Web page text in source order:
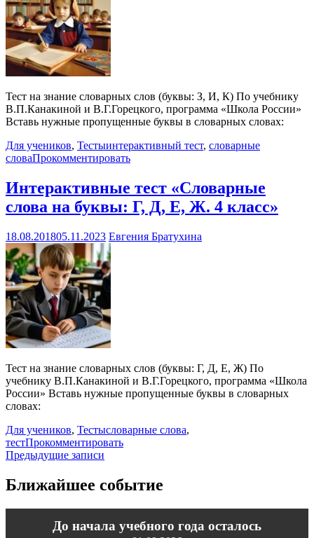
Тест на знание словарных слов (буквы: З, И, К) По учебнику
В.П.Канакиной и В.Г.Горецкого, программа «Школа России»
Вставь нужные пропущенные буквы в словарных словах:
Для учеников, Тестыинтерактивный тест, словарные
словаПрокомментировать
Интерактивные тест «Словарные
слова на буквы: Г, Д, Е, Ж. 4 класс»
18.08.201805.11.2023 Евгения Братухина
Тест на знание словарных слов (буквы: Г, Д, Е, Ж) По
учебнику В.П.Канакиной и В.Г.Горецкого, программа «Школа
России» Вставь нужные пропущенные буквы в словарных
словах:
Для учеников, Тестысловарные слова,
тестПрокомментировать
Навигация
по
записям
Предыдущие записи
Ближайшее событие
До начала учебного года осталось